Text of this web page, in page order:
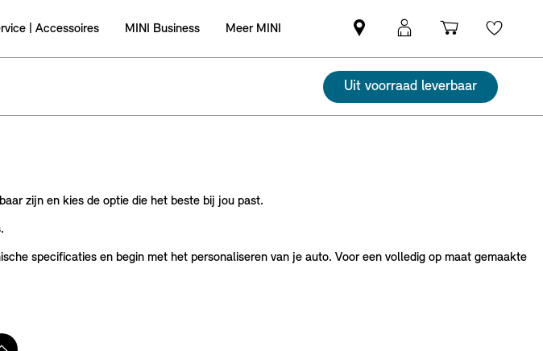
| Accessoires MINI Business Meer MINI
Vind
een
MINI
partner
MyMini
login
Uit voorraad leverbaar
zijn en kies de optie die het beste bij jou past.
specificaties en begin met het personaliseren van je auto. Voor een volledig op maat gemaakte